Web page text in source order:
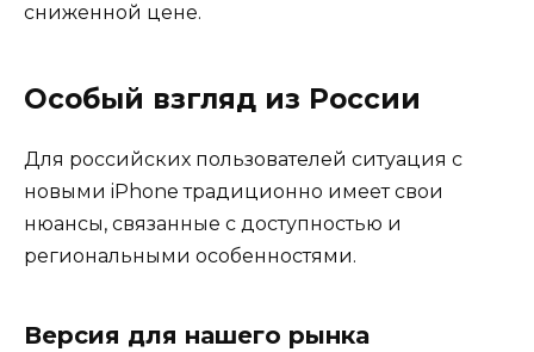
сниженной цене.
Особый взгляд из России
Для российских пользователей ситуация с
новыми iPhone традиционно имеет свои
нюансы, связанные с доступностью и
региональными особенностями.
Версия для нашего рынка